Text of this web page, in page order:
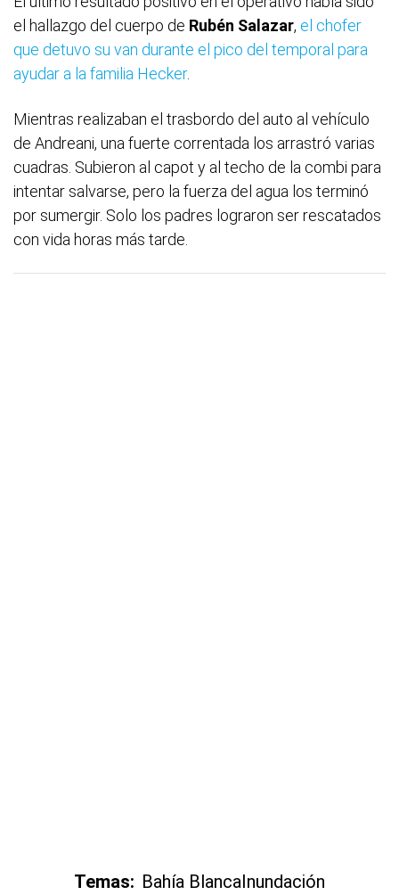
el hallazgo del cuerpo de Rubén Salazar, el chofer
que detuvo su van durante el pico del temporal para
ayudar a la familia Hecker.
Mientras realizaban el trasbordo del auto al vehículo
de Andreani, una fuerte correntada los arrastró varias
cuadras. Subieron al capot y al techo de la combi para
intentar salvarse, pero la fuerza del agua los terminó
por sumergir. Solo los padres lograron ser rescatados
con vida horas más tarde.
Temas: Bahía BlancaInundación